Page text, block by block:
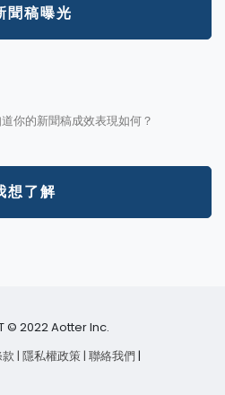
聞稿曝光
你的新聞稿成效表現如何？
想了解
© 2022 Aotter Inc.
款| 隱私權政策| 聯絡我們 |